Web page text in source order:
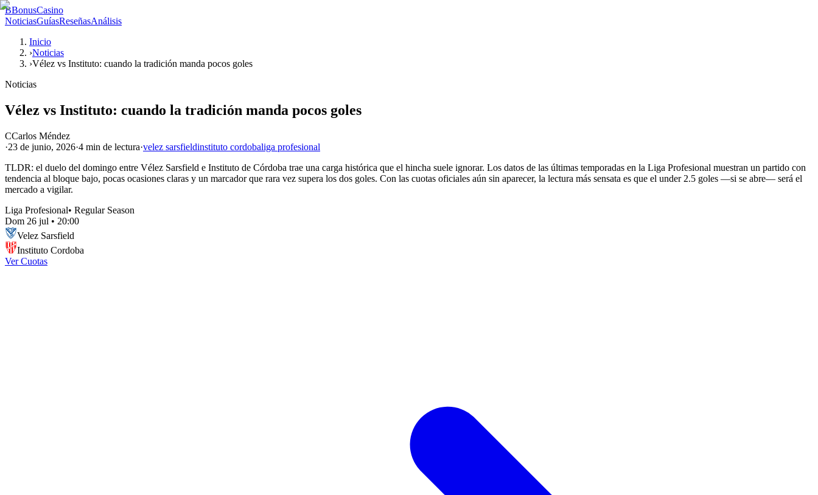
BBonusCasino
NoticiasGuíasReseñasAnálisis
Inicio
›Noticias
›Vélez vs Instituto: cuando la tradición manda pocos goles
Noticias
Vélez vs Instituto: cuando la tradición manda pocos goles
CCarlos Méndez
·23 de junio, 2026·4 min de lectura·velez sarsfieldinstituto cordobaliga profesional
TLDR: el duelo del domingo entre Vélez Sarsfield e Instituto de Córdoba trae una carga histórica que el hincha suele ignorar. Los datos de las últimas temporadas en la Liga Profesional muestran un partido con
tendencia al bloque bajo, pocas ocasiones claras y un marcador que rara vez supera los dos goles. Con las cuotas oficiales aún sin aparecer, la lectura más sensata es que el under 2.5 goles —si se abre— será el
mercado a vigilar.
Liga Profesional• Regular Season
Dom 26 jul • 20:00
Velez Sarsfield
Instituto Cordoba
Ver Cuotas